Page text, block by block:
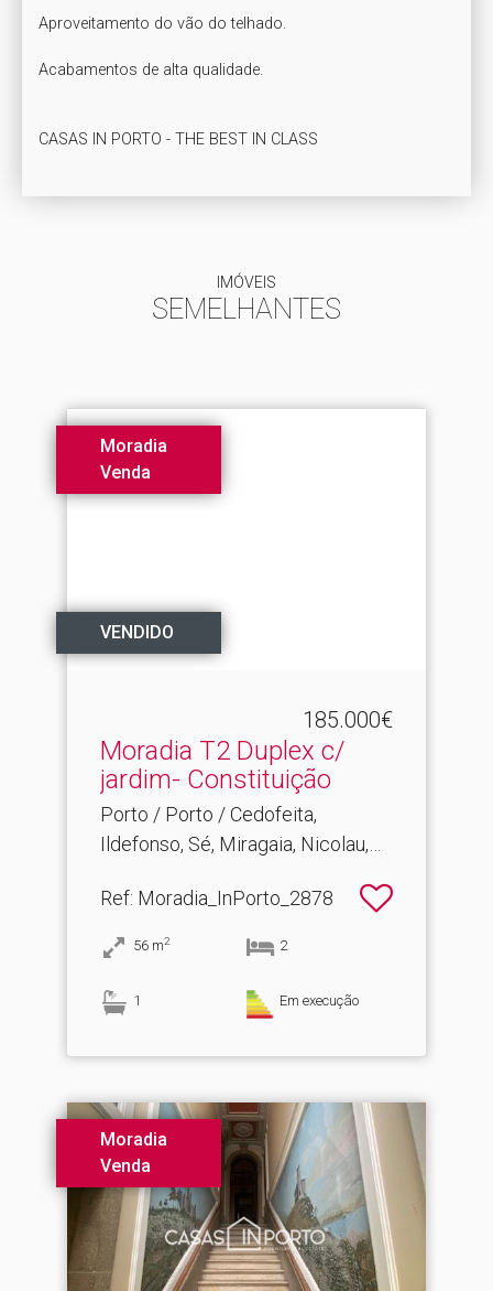
Aproveitamento do vão do telhado.
Acabamentos de alta qualidade.
IMÓVEIS
SEMELHANTES
Moradia
Venda
VENDIDO
185.000€
Moradia T2 Duplex c/
jardim- Constituição
Porto / Porto / Cedofeita,
Ildefonso, Sé, Miragaia, Nicolau,
Ref: Moradia_InPorto_2878
56 m2 2
1 Em execução
Moradia
Venda